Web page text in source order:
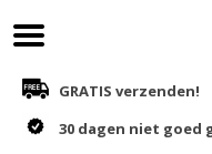
GRATIS verzenden!
30 dagen niet goed